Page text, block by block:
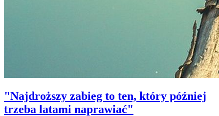
"Najdroższy zabieg to ten, który później
trzeba latami naprawiać"